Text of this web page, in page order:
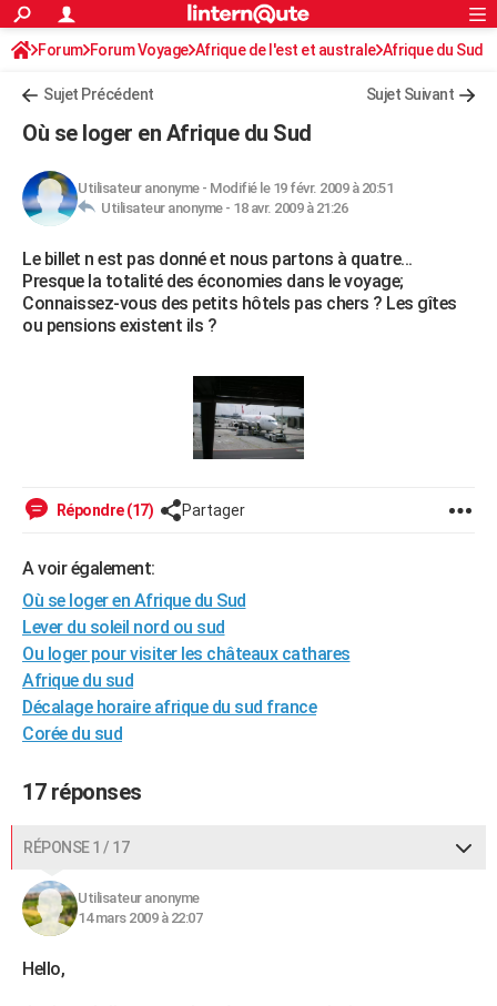
ACTUALITÉS
Politique
Société
Faits Divers
Education
Monde
Villes
+
Retraite
Impôts
Epargne
Immobilier
Risques naturels par ville
Banque
Assurance
Crédit
AUTO
HIGH-TECH
Mobiles
Meilleur smartphone
Internet
Ordinateurs
Jeux vidéo
Guide high-tech
+BRICOLAGE
Forum
Aménagement intérieur
Extérieur
Cuisine
Salle de bains
Jardinage
Rangement
Destinations
City break
Voyage nature
Voyage de noces
Forum
Climat
PHOTO
GUIDES D'ACHAT
BONS PLANS
CARTE DE VOEUX
Carte de Noël
Carte Bonne année
Carte Saint-Valentin
Carte Pâques
Carte d'anniversaire
DICTIONNAIRE
Dictionnaire
Biographies
Citations
Expressions
Proverbes
COPAINS D'AVANT
AVIS DE DÉCÈS
FORUM
Bricolage
Lifestyle
Culture
Sport
Auto
Television
Voyage
Cinema
Rechercher
S'inscrire
Connexion
Forum Forum Voyage Afrique de l'est et australe Afrique du Sud
Sujet Précédent Sujet Suivant
Où se loger en Afrique du Sud
Utilisateur anonyme- Modifié le 19 févr. 2009 à 20:51
Utilisateur anonyme - 18 avr. 2009 à 21:26
Le billet n est pas donné et nous partons à quatre...
Presque la totalité des économies dans le voyage;
Connaissez-vous des petits hôtels pas chers ? Les gîtes
ou pensions existent ils ?
Répondre (17) Partager
A voir également:
Où se loger en Afrique du Sud
Lever du soleil nord ou sud
Ou loger pour visiter les châteaux cathares
Afrique du sud
Décalage horaire afrique du sud france
Corée du sud
17 réponses
RÉPONSE 1 / 17
Utilisateur anonyme
14 mars 2009 à 22:07
Hello,